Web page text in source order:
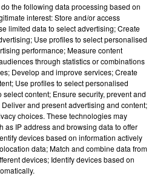
do the following data processing based on
interest: Store and/or access
limited data to select advertising; Create
Use profiles to select personalised
performance; Measure content
through statistics or combinations
Develop and improve services; Create
Use profiles to select personalised
content; Ensure security, prevent and
and present advertising and content;
choices. These technologies may
as IP address and browsing data to offer
devices based on information actively
data; Match and combine data from
devices; Identify devices based on